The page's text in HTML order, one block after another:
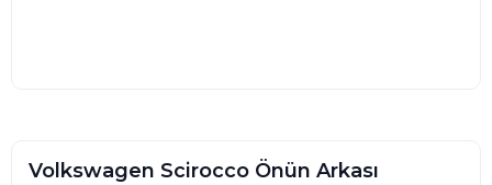
Volkswagen Scirocco Önün Arkası